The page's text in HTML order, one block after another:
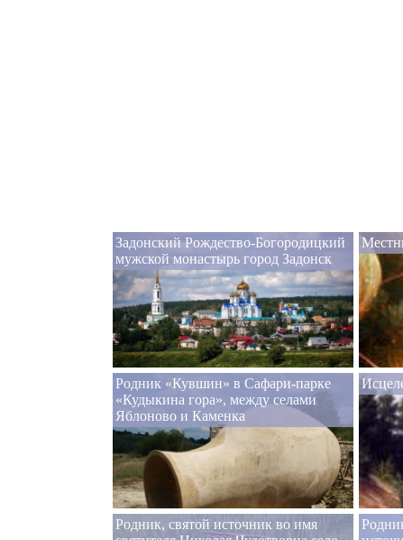
Задонский Рождество-Богородицкий
мужской монастырь город Задонск
Родник «Кувшин» в Сафари-парке
«Кудыкина гора», между селами
Яблоново и Каменка
Родник, святой источник во имя